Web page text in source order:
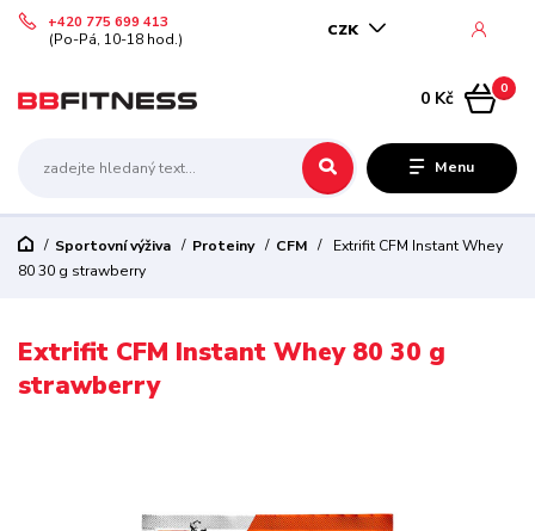
Menu
CZK
+420 775 699 413
(Po-Pá, 10-18 hod.)
0
0 Kč
Sportovní výživa Proteiny CFM
Extrifit CFM Instant Whey
80 30 g strawberry
Extrifit CFM Instant Whey 80 30 g
strawberry